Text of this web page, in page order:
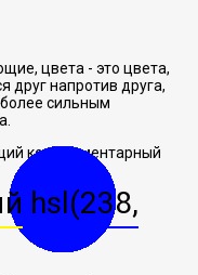
цвета - это цвета,
друг напротив друга,
сильным
комплиментарный
hsl(238,